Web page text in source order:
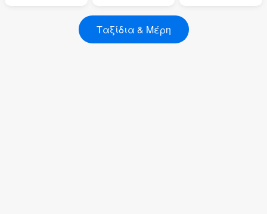
Ταξίδια & Μέρη